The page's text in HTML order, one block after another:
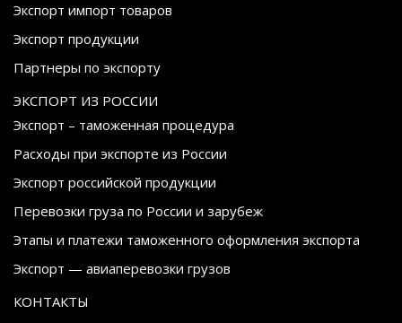
Экспорт импорт товаров
Экспорт продукции
Партнеры по экспорту
ЭКСПОРТ ИЗ РОССИИ
Экспорт – таможенная процедура
Расходы при экспорте из России
Экспорт российской продукции
Перевозки груза по России и зарубеж
Этапы и платежи таможенного оформления экспорта
Экспорт — авиаперевозки грузов
КОНТАКТЫ